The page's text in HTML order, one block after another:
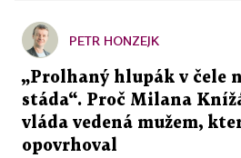
PETR HONZEJK
„Prolhaný hlupák v čele
stáda“. Proč Milana
vláda vedená mužem,
opovrhoval